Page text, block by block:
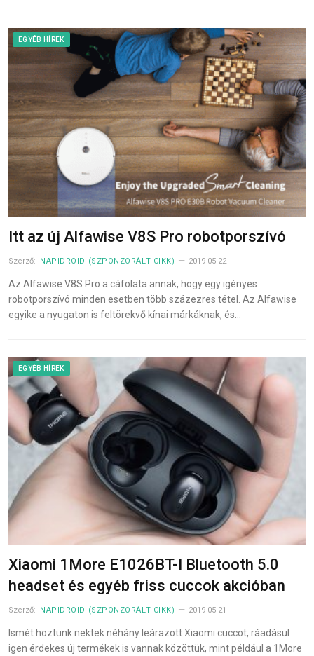
EGYÉB HÍREK
Itt az új Alfawise V8S Pro robotporszívó
Szerző: NAPIDROID (SZPONZORÁLT CIKK) 2019-05-22
Az Alfawise V8S Pro a cáfolata annak, hogy egy igényes
robotporszívó minden esetben több százezres tétel. Az Alfawise
egyike a nyugaton is feltörekvő kínai márkáknak, és…
EGYÉB HÍREK
Xiaomi 1More E1026BT-I Bluetooth 5.0
headset és egyéb friss cuccok akcióban
Szerző: NAPIDROID (SZPONZORÁLT CIKK) 2019-05-21
Ismét hoztunk nektek néhány leárazott Xiaomi cuccot, ráadásul
igen érdekes új termékek is vannak közöttük, mint például a 1More